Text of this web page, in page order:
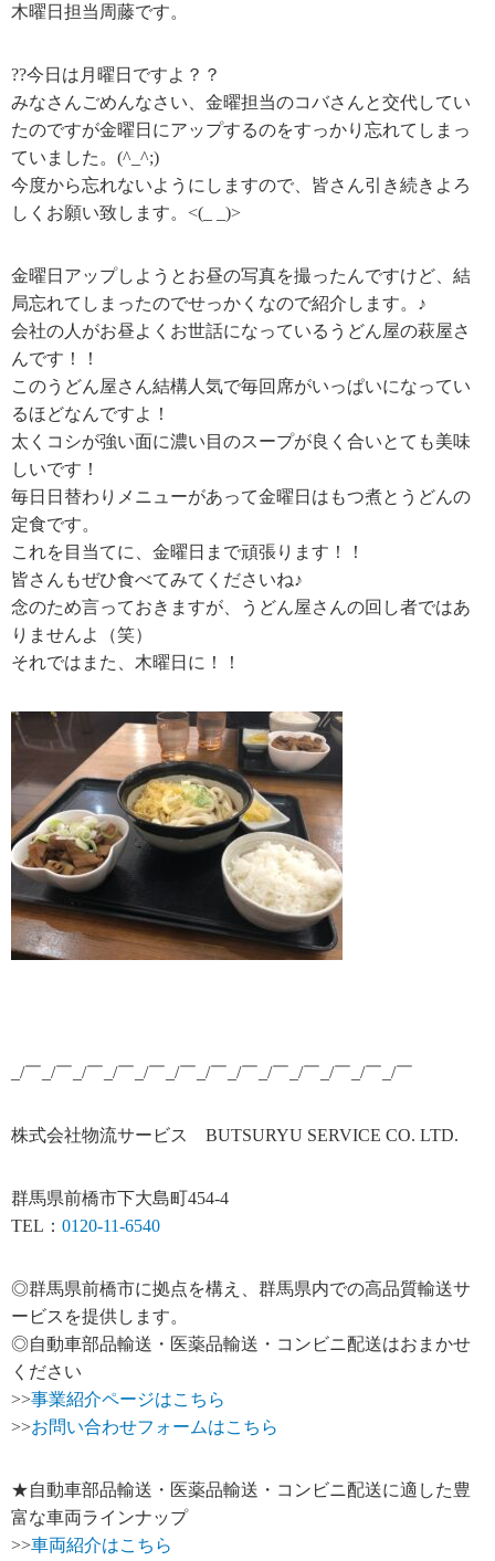
木曜日担当周藤です。
??今日は月曜日ですよ？？
みなさんごめんなさい、金曜担当のコバさんと交代してい
たのですが金曜日にアップするのをすっかり忘れてしまっ
ていました。(^_^;)
今度から忘れないようにしますので、皆さん引き続きよろ
しくお願い致します。<(_ _)>
金曜日アップしようとお昼の写真を撮ったんですけど、結
局忘れてしまったのでせっかくなので紹介します。♪
会社の人がお昼よくお世話になっているうどん屋の萩屋さ
んです！！
このうどん屋さん結構人気で毎回席がいっぱいになってい
るほどなんですよ！
太くコシが強い面に濃い目のスープが良く合いとても美味
しいです！
毎日日替わりメニューがあって金曜日はもつ煮とうどんの
定食です。
これを目当てに、金曜日まで頑張ります！！
皆さんもぜひ食べてみてくださいね♪
念のため言っておきますが、うどん屋さんの回し者ではあ
りませんよ（笑）
それではまた、木曜日に！！
_/￣_/￣_/￣_/￣_/￣_/￣_/￣_/￣_/￣_/￣_/￣_/￣_/￣
株式会社物流サービス BUTSURYU SERVICE CO. LTD.
群馬県前橋市下大島町454-4
TEL： 0120-11-6540
◎群馬県前橋市に拠点を構え、群馬県内での高品質輸送サ
ービスを提供します。
◎自動車部品輸送・医薬品輸送・コンビニ配送はおまかせ
ください
>>事業紹介ページはこちら
>>お問い合わせフォームはこちら
★自動車部品輸送・医薬品輸送・コンビニ配送に適した豊
富な車両ラインナップ
>>車両紹介はこちら